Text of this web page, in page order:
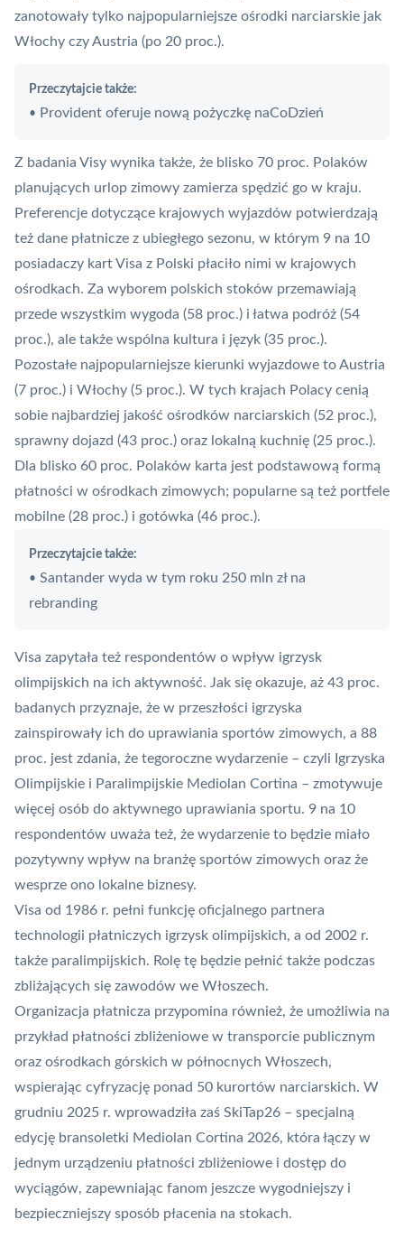
zanotowały tylko najpopularniejsze ośrodki narciarskie jak
Włochy czy Austria (po 20 proc.).
Przeczytajcie także:
• Provident oferuje nową pożyczkę naCoDzień
Z badania Visy wynika także, że blisko 70 proc. Polaków
planujących urlop zimowy zamierza spędzić go w kraju.
Preferencje dotyczące krajowych wyjazdów potwierdzają
też dane płatnicze z ubiegłego sezonu, w którym 9 na 10
posiadaczy kart Visa z Polski płaciło nimi w krajowych
ośrodkach. Za wyborem polskich stoków przemawiają
przede wszystkim wygoda (58 proc.) i łatwa podróż (54
proc.), ale także wspólna kultura i język (35 proc.).
Pozostałe najpopularniejsze kierunki wyjazdowe to Austria
(7 proc.) i Włochy (5 proc.). W tych krajach Polacy cenią
sobie najbardziej jakość ośrodków narciarskich (52 proc.),
sprawny dojazd (43 proc.) oraz lokalną kuchnię (25 proc.).
Dla blisko 60 proc. Polaków karta jest podstawową formą
płatności w ośrodkach zimowych; popularne są też portfele
mobilne (28 proc.) i gotówka (46 proc.).
Przeczytajcie także:
• Santander wyda w tym roku 250 mln zł na
rebranding
Visa zapytała też respondentów o wpływ igrzysk
olimpijskich na ich aktywność. Jak się okazuje, aż 43 proc.
badanych przyznaje, że w przeszłości igrzyska
zainspirowały ich do uprawiania sportów zimowych, a 88
proc. jest zdania, że tegoroczne wydarzenie – czyli Igrzyska
Olimpijskie i Paralimpijskie Mediolan Cortina – zmotywuje
więcej osób do aktywnego uprawiania sportu. 9 na 10
respondentów uważa też, że wydarzenie to będzie miało
pozytywny wpływ na branżę sportów zimowych oraz że
wesprze ono lokalne biznesy.
Visa od 1986 r. pełni funkcję oficjalnego partnera
technologii płatniczych igrzysk olimpijskich, a od 2002 r.
także paralimpijskich. Rolę tę będzie pełnić także podczas
zbliżających się zawodów we Włoszech.
Organizacja płatnicza przypomina również, że umożliwia na
przykład płatności zbliżeniowe w transporcie publicznym
oraz ośrodkach górskich w północnych Włoszech,
wspierając cyfryzację ponad 50 kurortów narciarskich. W
grudniu 2025 r. wprowadziła zaś SkiTap26 – specjalną
edycję bransoletki Mediolan Cortina 2026, która łączy w
jednym urządzeniu płatności zbliżeniowe i dostęp do
wyciągów, zapewniając fanom jeszcze wygodniejszy i
bezpieczniejszy sposób płacenia na stokach.